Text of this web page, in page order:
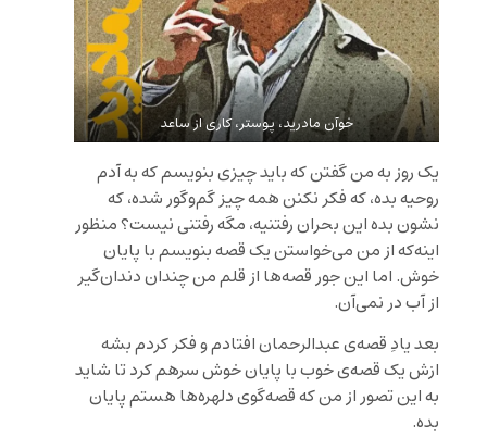
خوآن مادرید، پوستر، کاری از ساعد
یک روز به من گفتن که باید چیزی بنویسم که به آدم
روحیه بده، که فکر نکنن همه چیز گم‌وگور شده، که
نشون بده این بحران رفتنیه، مگه رفتنی نیست؟ منظور
اینه‌که از من می‌خواستن یک قصه بنویسم با پایان
خوش. اما این جور قصه‌ها از قلم من چندان دندان‌گیر
از آب در نمی‌آن.
بعد یادِ قصه‌ی عبدالرحمان افتادم و فکر کردم بشه
ازش یک قصه‌ی خوب با پایان خوش سرهم کرد تا شاید
به این تصور از من که قصه‌گوی دلهره‌ها هستم پایان
بده.